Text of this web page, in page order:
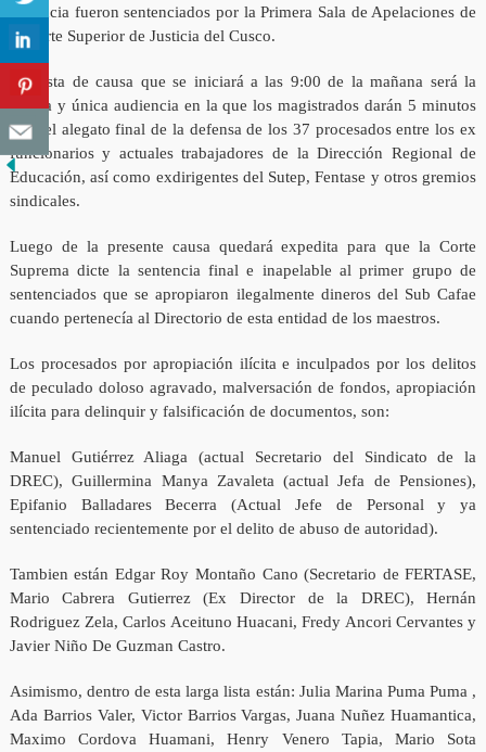
instancia fueron sentenciados por la Primera Sala de Apelaciones de
la Corte Superior de Justicia del Cusco.
La vista de causa que se iniciará a las 9:00 de la mañana será la
última y única audiencia en la que los magistrados darán 5 minutos
para el alegato final de la defensa de los 37 procesados entre los ex
funcionarios y actuales trabajadores de la Dirección Regional de
Educación, así como exdirigentes del Sutep, Fentase y otros gremios
sindicales.
Luego de la presente causa quedará expedita para que la Corte
Suprema dicte la sentencia final e inapelable al primer grupo de
sentenciados que se apropiaron ilegalmente dineros del Sub Cafae
cuando pertenecía al Directorio de esta entidad de los maestros.
Los procesados por apropiación ilícita e inculpados por los delitos
de peculado doloso agravado, malversación de fondos, apropiación
ilícita para delinquir y falsificación de documentos, son:
Manuel Gutiérrez Aliaga (actual Secretario del Sindicato de la
DREC), Guillermina Manya Zavaleta (actual Jefa de Pensiones),
Epifanio Balladares Becerra (Actual Jefe de Personal y ya
sentenciado recientemente por el delito de abuso de autoridad).
Tambien están Edgar Roy Montaño Cano (Secretario de FERTASE,
Mario Cabrera Gutierrez (Ex Director de la DREC), Hernán
Rodriguez Zela, Carlos Aceituno Huacani, Fredy Ancori Cervantes y
Javier Niño De Guzman Castro.
Asimismo, dentro de esta larga lista están: Julia Marina Puma Puma ,
Ada Barrios Valer, Victor Barrios Vargas, Juana Nuñez Huamantica,
Maximo Cordova Huamani, Henry Venero Tapia, Mario Sota